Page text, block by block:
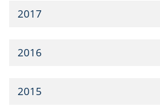
2017
2016
2015